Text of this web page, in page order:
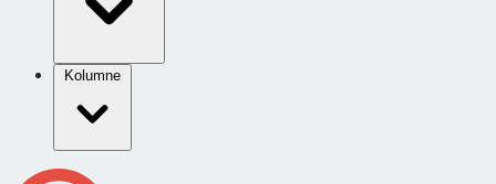
Kolumne